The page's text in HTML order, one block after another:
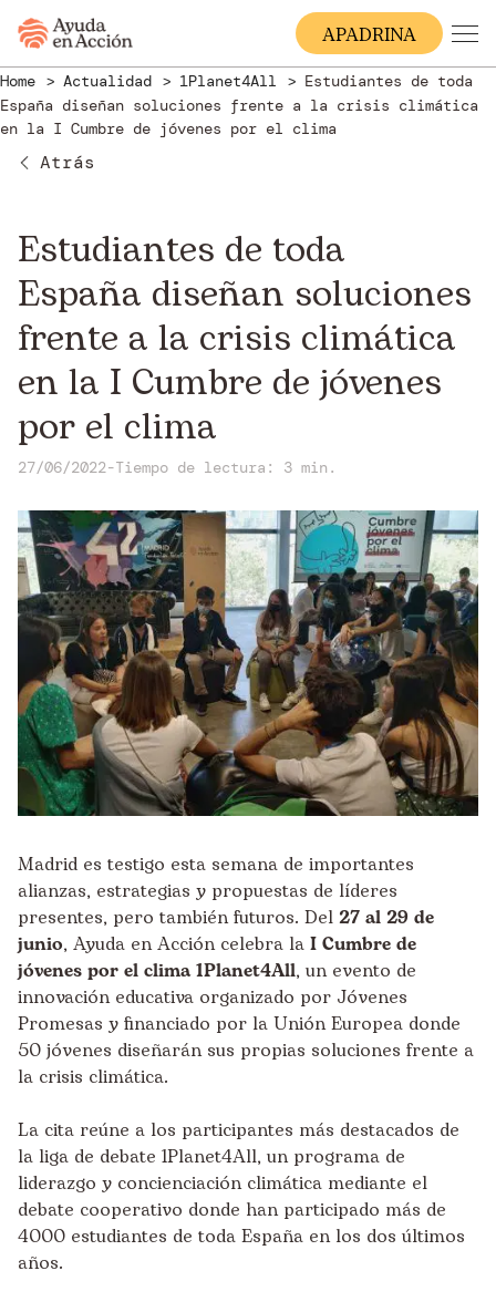
APADRINA
Home Actualidad 1Planet4All
Estudiantes de toda
España diseñan soluciones frente a la crisis climática
en la I Cumbre de jóvenes por el clima
Atrás
Estudiantes de toda
España diseñan soluciones
frente a la crisis climática
en la I Cumbre de jóvenes
por el clima
27/06/2022-Tiempo de lectura: 3 min.
Madrid es testigo esta semana de importantes
alianzas, estrategias y propuestas de líderes
presentes, pero también futuros. Del 27 al 29 de
junio, Ayuda en Acción celebra la I Cumbre de
jóvenes por el clima 1Planet4All, un evento de
innovación educativa organizado por Jóvenes
Promesas y financiado por la Unión Europea donde
50 jóvenes diseñarán sus propias soluciones frente a
la crisis climática.
La cita reúne a los participantes más destacados de
la liga de debate 1Planet4All, un programa de
liderazgo y concienciación climática mediante el
debate cooperativo donde han participado más de
4000 estudiantes de toda España en los dos últimos
años.